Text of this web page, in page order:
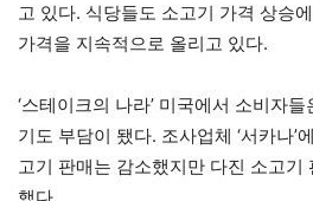
고 있다. 식당들도 소고기 가격 상승
가격을 지속적으로 올리고 있다.
‘스테이크의 나라’ 미국에서 소비자
기도 부담이 됐다. 조사업체 ‘서카나’
고기 판매는 감소했지만 다진 소고기